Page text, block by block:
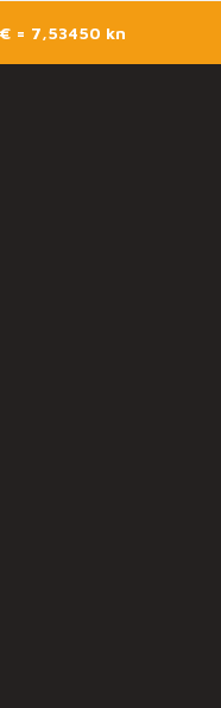
= 7,53450 kn